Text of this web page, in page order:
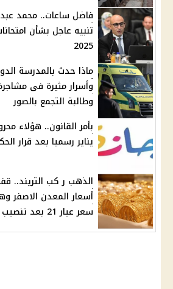
فاضل ساعات.. محمد
تنبيه عاجل بشأن
2025
ماذا حدث بالمدرسة
وأسرار مثيرة فى مشاجرة
وطالبة التجمع بالصور
يناير رسميا بعد قرار
الذهب ر كب التريند..
أسعار المعدن الاصفر
سعر عيار 21 بعد تنصيب ترامب